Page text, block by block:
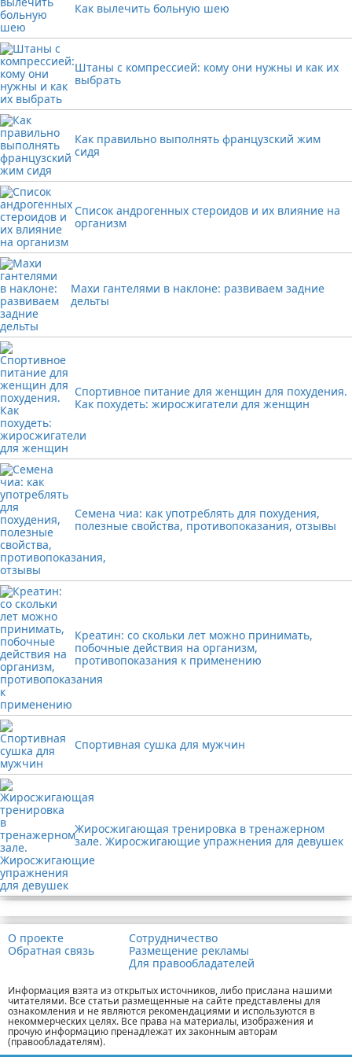
Как вылечить больную шею
Штаны с компрессией: кому они нужны и как их
выбрать
Как правильно выполнять французский жим
сидя
Список андрогенных стероидов и их влияние на
организм
Махи гантелями в наклоне: развиваем задние
дельты
Спортивное питание для женщин для похудения.
Как похудеть: жиросжигатели для женщин
Семена чиа: как употреблять для похудения,
полезные свойства, противопоказания, отзывы
Креатин: со скольки лет можно принимать,
побочные действия на организм,
противопоказания к применению
Спортивная сушка для мужчин
Жиросжигающая тренировка в тренажерном
зале. Жиросжигающие упражнения для девушек
О проекте
Обратная связь
Сотрудничество
Размещение рекламы
Для правообладателей
Информация взята из открытых источников, либо прислана нашими
читателями. Все статьи размещенные на сайте представлены для
ознакомления и не являются рекомендациями и используются в
некоммерческих целях. Все права на материалы, изображения и
прочую информацию пренадлежат их законным авторам
(правообладателям).